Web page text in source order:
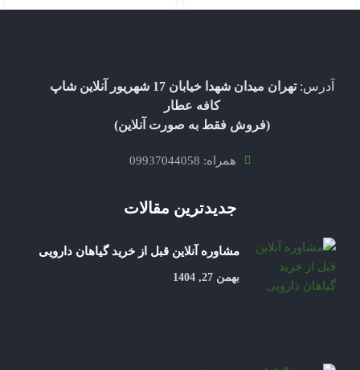
آدرس:
تهران میدان شهدا خیابان 17 شهریور آنلاین شاپ
کافه عطار
(فروش فقط به صورت آنلاین)
همراه: 09937044058
جدیدترین مقالات
مشاوره آنلاین قبل از خرید گیاهان دارویی
بهمن 27, 1404